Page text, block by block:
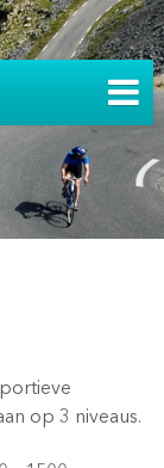
op 3 niveaus.